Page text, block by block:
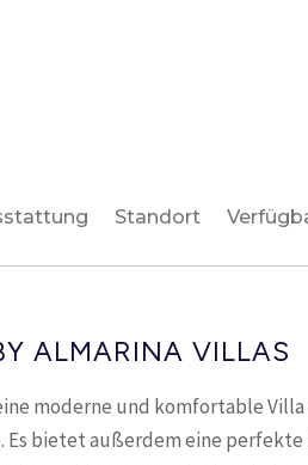
Standort
ALMARINA VILLAS
moderne und komfortable
Es bietet außerdem eine perfekte